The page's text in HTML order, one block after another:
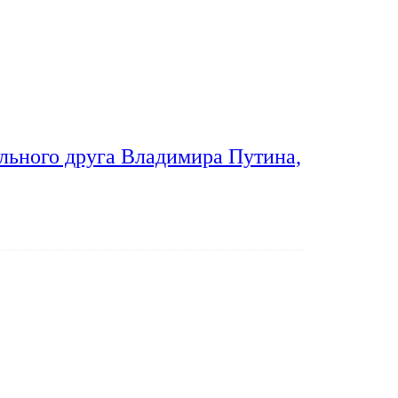
друга Владимира Путина,